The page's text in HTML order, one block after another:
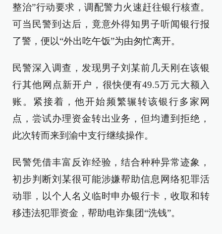
整治”行动要求，调配警力火速赶往银行核查。
可当民警到达后，竟意外得知男子听闻银行报
了警，便以“外出吃午饭”为由匆忙离开。
民警深入调查，发现男子刘某前几天刚在该银
行其他网点新开户，很快便有49.5万元大额入
账。紧接着，他开始频繁辗转该银行多家网
点，尝试办理资金转出业务，但均遭到拒绝，
此次转而来到渝中支行继续操作。
民警凭借丰富反诈经验，结合种种异常迹象，
初步判断刘某很可能涉嫌帮助信息网络犯罪活
动罪，以个人名义临时申办银行卡，收取和转
移违法犯罪资金，帮助电诈集团“洗钱”。